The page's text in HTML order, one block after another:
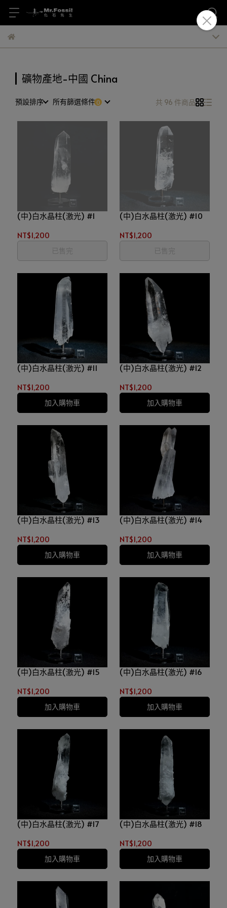
礦物產地-中國 China
預設排序 所有篩選條件 共 96 件商品
(中)白水晶柱(激光) #1
NT$1,200
已售完
(中)白水晶柱(激光) #10
NT$1,200
已售完
(中)白水晶柱(激光) #11
NT$1,200
加入購物車
(中)白水晶柱(激光) #12
NT$1,200
加入購物車
(中)白水晶柱(激光) #13
NT$1,200
加入購物車
(中)白水晶柱(激光) #14
NT$1,200
加入購物車
(中)白水晶柱(激光) #15
NT$1,200
加入購物車
(中)白水晶柱(激光) #16
NT$1,200
加入購物車
(中)白水晶柱(激光) #17
NT$1,200
加入購物車
(中)白水晶柱(激光) #18
NT$1,200
加入購物車